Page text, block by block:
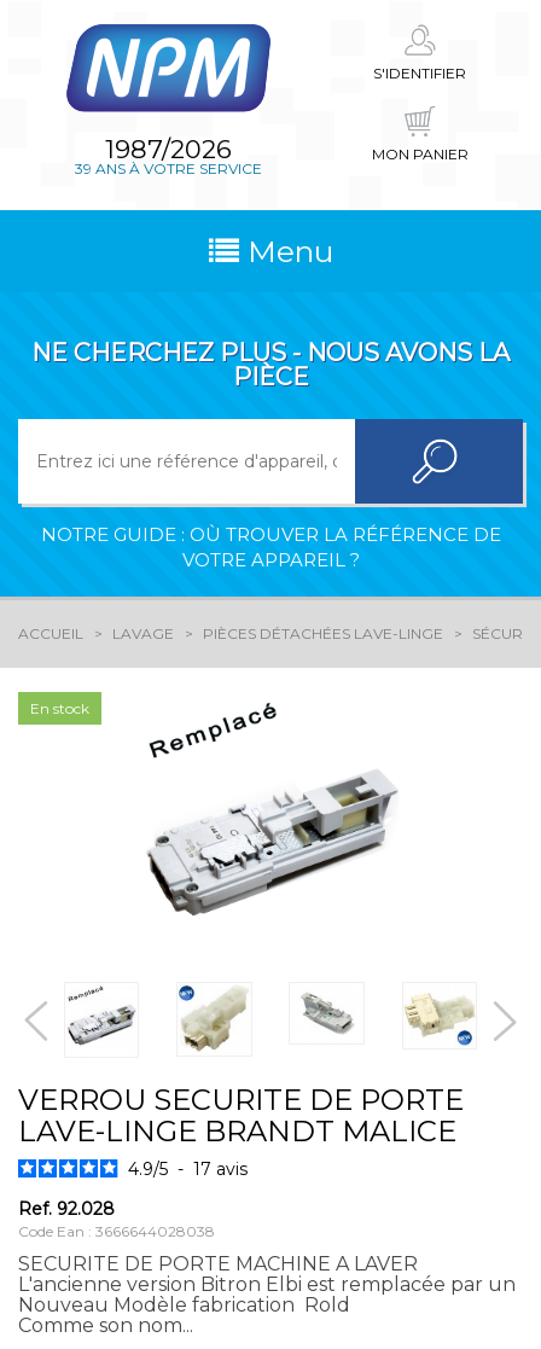
1987/2026
39 ANS À VOTRE SERVICE
S'IDENTIFIER
MON PANIER
Menu
NE CHERCHEZ PLUS - NOUS AVONS LA
PIÈCE
NOTRE GUIDE : OÙ TROUVER LA RÉFÉRENCE DE
VOTRE APPAREIL ?
ACCUEIL LAVAGE PIÈCES DÉTACHÉES LAVE-LINGE
En stock
VERROU SECURITE DE PORTE
LAVE-LINGE BRANDT MALICE
4.9/5 - 17 avis
Ref. 92.028
Code Ean : 3666644028038
SECURITE DE PORTE MACHINE A LAVER
L'ancienne version Bitron Elbi est remplacée par un
Nouveau Modèle fabrication Rold
Comme son nom...